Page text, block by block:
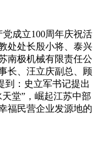
成立100周年庆祝活
处处长殷小将、泰兴
南极机械有限责任公
长、汪立庆副总、顾
：史立军书记提出
堂”，崛起江苏中部
福民营企业发源地的